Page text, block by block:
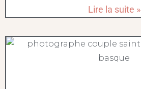
Lire la suite »